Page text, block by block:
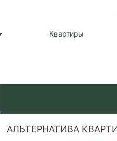
Квартиры
АЛЬТЕРНАТИВА